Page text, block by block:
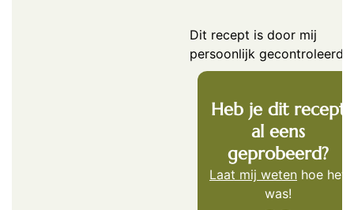
Dit recept is door mij
persoonlijk gecontroleerd.
Heb je dit recept
al eens
geprobeerd?
Laat mij weten hoe het
was!